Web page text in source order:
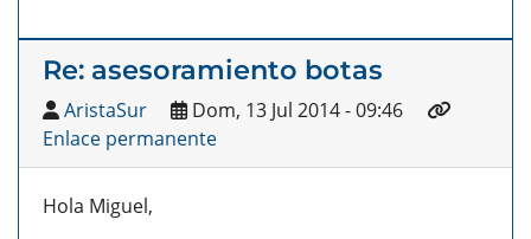
Re: asesoramiento botas
AristaSur
Dom, 13 Jul 2014 - 09:46
Enlace permanente
Hola Miguel,